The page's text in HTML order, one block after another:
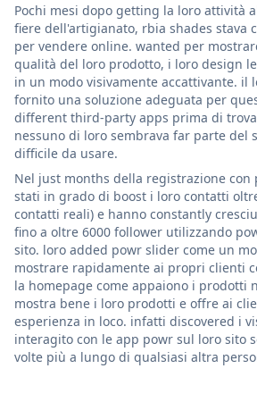
Pochi mesi dopo getting la loro attività
fiere dell'artigianato, rbia shades stava
per vendere online. wanted per
qualità del loro prodotto, i loro design
in un modo visivamente accattivante. il
fornito una soluzione adeguata per
different third-party apps prima di
nessuno di loro sembrava far parte del
difficile da usare.
Nel just months della registrazione con
stati in grado di boost i loro contatti
contatti reali) e hanno constantly
fino a oltre 6000 follower utilizzando
sito. loro added powr slider come un
mostrare rapidamente ai propri clienti
la homepage come appaiono i prodotti
mostra bene i loro prodotti e offre ai
esperienza in loco. infatti discovered i
interagito con le app powr sul loro sito
volte più a lungo di qualsiasi altra